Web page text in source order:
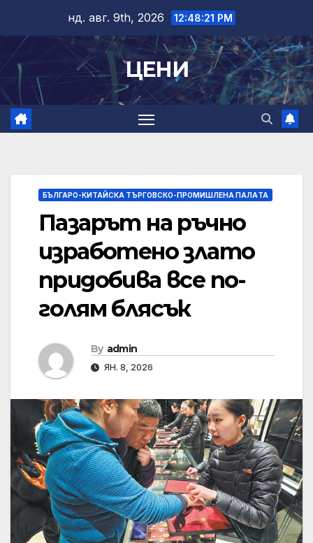
content
нд. авг. 9th, 2026 12:48:21 PM
ЦЕНИ
БЪЛГАРО-КИТАЙСКА ТЪРГОВСКО-ПРОМИШЛЕНА ПАЛAТА
Пазарът на ръчно
изработено злато
придобива все по-
голям блясък
By admin
ЯН. 8, 2026